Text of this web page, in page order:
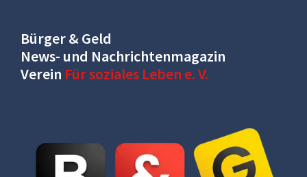
Bürger & Geld
News- und Nachrichtenmagazin
Verein Für soziales Leben e. V.